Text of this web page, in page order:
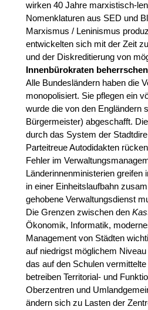
wirken 40 Jahre marxistisch-
Nomenklaturen aus SED und
Marxismus / Leninismus
entwickelten sich mit der Zeit
und der Diskreditierung von
Innenbürokraten
Alle Bundesländern haben die
monopolisiert. Sie pflegen ein
wurde die von den Engländern
Bürgermeister) abgeschafft.
durch das System der
Parteitreue Autodidakten
Fehler im
Länderinnenministerien
in einer Einheitslaufbahn
gehobene Verwaltungsdienst
Die Grenzen zwischen den
Ökonomik, Informatik,
Management von Städten
auf niedrigst möglichem
das auf den Schulen
betreiben Territorial- und
Oberzentren und
ändern sich zu Lasten der